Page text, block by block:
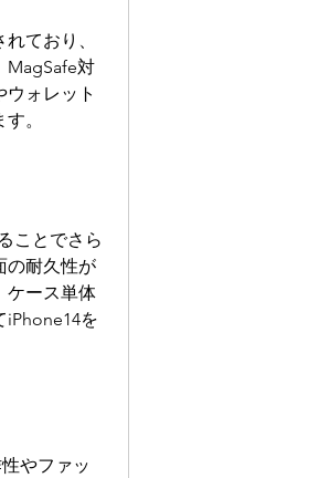
ており、
MagSafe対
ォレット
。
ことでさら
の耐久性が
ケース単体
iPhone14を
やファッ